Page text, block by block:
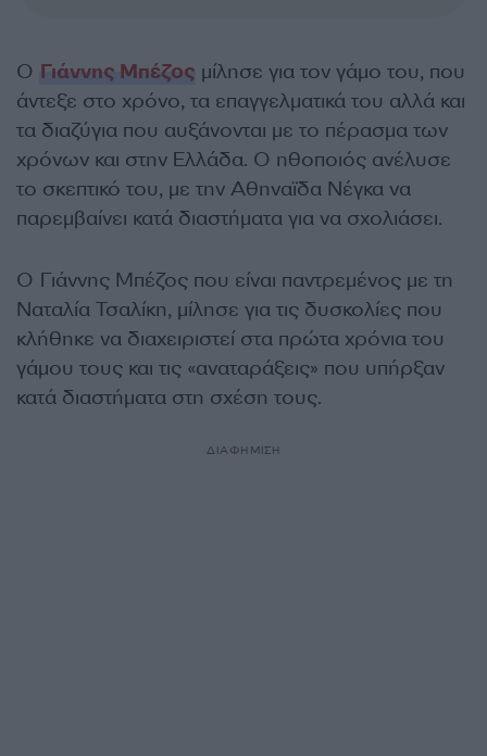
Ο Γιάννης Μπέζος μίλησε για τον γάμο του, που
άντεξε στο χρόνο, τα επαγγελματικά του αλλά και
τα διαζύγια που αυξάνονται με το πέρασμα των
χρόνων και στην Ελλάδα. Ο ηθοποιός ανέλυσε
το σκεπτικό του, με την Αθηναϊδα Νέγκα να
παρεμβαίνει κατά διαστήματα για να σχολιάσει.
Ο Γιάννης Μπέζος που είναι παντρεμένος με τη
Ναταλία Τσαλίκη, μίλησε για τις δυσκολίες που
κλήθηκε να διαχειριστεί στα πρώτα χρόνια του
γάμου τους και τις «αναταράξεις» που υπήρξαν
κατά διαστήματα στη σχέση τους.
ΔΙΑΦΗΜΙΣΗ